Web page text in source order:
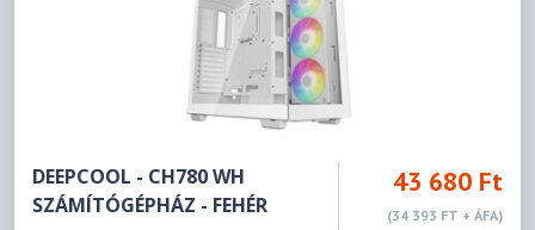
DEEPCOOL - CH780 WH
SZÁMÍTÓGÉPHÁZ - FEHÉR
43 680 Ft
(34 393 FT + ÁFA)